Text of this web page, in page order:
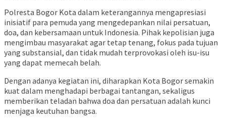
Polresta Bogor Kota dalam keterangannya mengapresiasi
inisiatif para pemuda yang mengedepankan nilai persatuan,
doa, dan kebersamaan untuk Indonesia. Pihak kepolisian juga
mengimbau masyarakat agar tetap tenang, fokus pada tujuan
yang substansial, dan tidak mudah terprovokasi oleh isu-isu
yang dapat memecah belah.
Dengan adanya kegiatan ini, diharapkan Kota Bogor semakin
kuat dalam menghadapi berbagai tantangan, sekaligus
memberikan teladan bahwa doa dan persatuan adalah kunci
menjaga keutuhan bangsa.